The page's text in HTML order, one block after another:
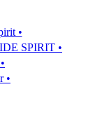
•
SPIRIT •
•